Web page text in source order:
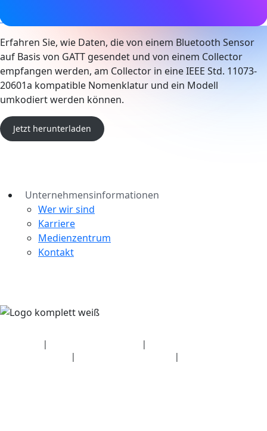
Technisch
Erfahren Sie, wie Daten, die von einem Bluetooth Sensor
auf Basis von GATT gesendet und von einem Collector
empfangen werden, am Collector in eine IEEE Std. 11073-
20601a kompatible Nomenklatur und ein Modell
umkodiert werden können.
Jetzt herunterladen
Unternehmensinformationen
Wer wir sind
Karriere
Medienzentrum
Kontakt
| |
|
|